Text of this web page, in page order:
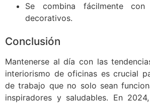
Se combina fácilmente con
decorativos.
Conclusión
Mantenerse al día con las
interiorismo de oficinas es crucial
de trabajo que no solo sean
inspiradores y saludables. En